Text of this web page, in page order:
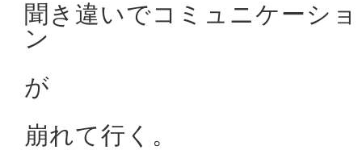
聞き違いでコミュニケーショ
ン
が
崩れて行く。